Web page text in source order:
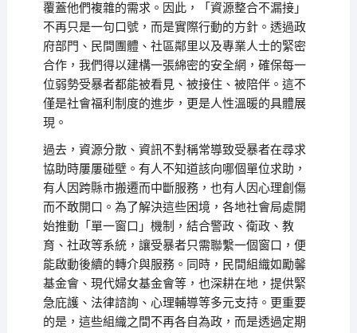
覆蓋他們複雜的需求。因此，「資源整合不漏接」
不再只是一句口號，而是實際行動的方針。透過政
府部門、民間團體、社區鄰里以及專業人士的緊密
合作，我們得以建構一張綿密的安全網，確保每一
位弱勢受暴者都能被看見、被接住、被陪伴。這不
僅是社會福利制度的進步，更是人性溫暖的具體展
現。
過去，資源分散、資訊不對稱常導致受暴者在尋求
協助時屢屢碰壁。有人不知道該向哪個單位求助，
有人因跨縣市搬遷而中斷服務，也有人因心理創傷
而不敢開口。為了解決這些困境，各地社會局處開
始推動「單一窗口」機制，結合警政、衛政、教
育、社政等系統，讓受暴者只需聯繫一個窗口，便
能啟動後續的轉介與服務。同時，民間組織如勵馨
基金會、現代婦女基金會等，也深耕在地，提供緊
急庇護、法律諮詢、心理輔導等多元支持。更重要
的是，這些組織之間不再各自為政，而是透過定期